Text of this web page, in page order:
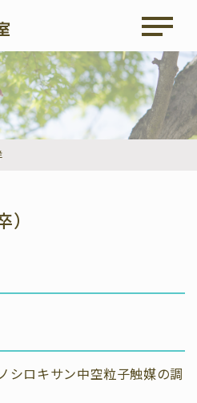
メニュ
シロキサン中空粒子触媒の調